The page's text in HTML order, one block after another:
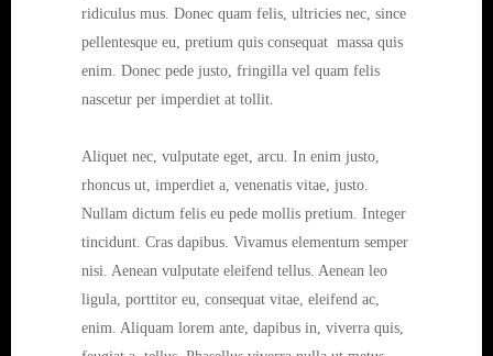
ridiculus mus. Donec quam felis, ultricies nec, since
pellentesque eu, pretium quis consequat massa quis
enim. Donec pede justo, fringilla vel quam felis
nascetur per imperdiet at tollit.
Aliquet nec, vulputate eget, arcu. In enim justo,
rhoncus ut, imperdiet a, venenatis vitae, justo.
Nullam dictum felis eu pede mollis pretium. Integer
tincidunt. Cras dapibus. Vivamus elementum semper
nisi. Aenean vulputate eleifend tellus. Aenean leo
ligula, porttitor eu, consequat vitae, eleifend ac,
enim. Aliquam lorem ante, dapibus in, viverra quis,